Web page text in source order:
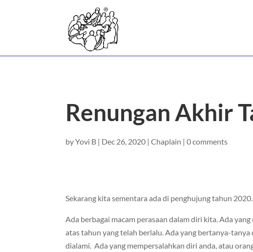
Renungan Akhir
byYovi B | Dec 26, 2020 |Chaplain |0 comments
Sekarang kita sementara ada di penghujung tahun 2020.
Ada berbagai macam perasaan dalam diri kita. Ada
atas tahun yang telah berlalu. Ada yang bertanya-tanya
dialami. Ada yang mempersalahkan diri anda, atau